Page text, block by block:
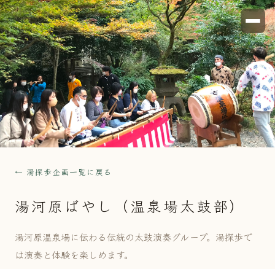
← 湯探歩企画一覧に戻る
湯河原ばやし（温泉場太鼓部）
湯河原温泉場に伝わる伝統の太鼓演奏グループ。湯探歩で
は演奏と体験を楽しめます。